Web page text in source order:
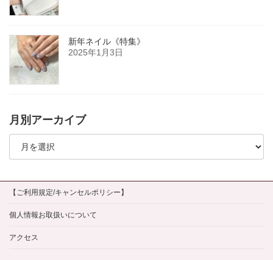
新年ネイル《特集》
2025年1月3日
月別アーカイブ
月
イ
ブ
【ご利用規定/キャンセルポリシー】
個人情報お取扱いについて
アクセス